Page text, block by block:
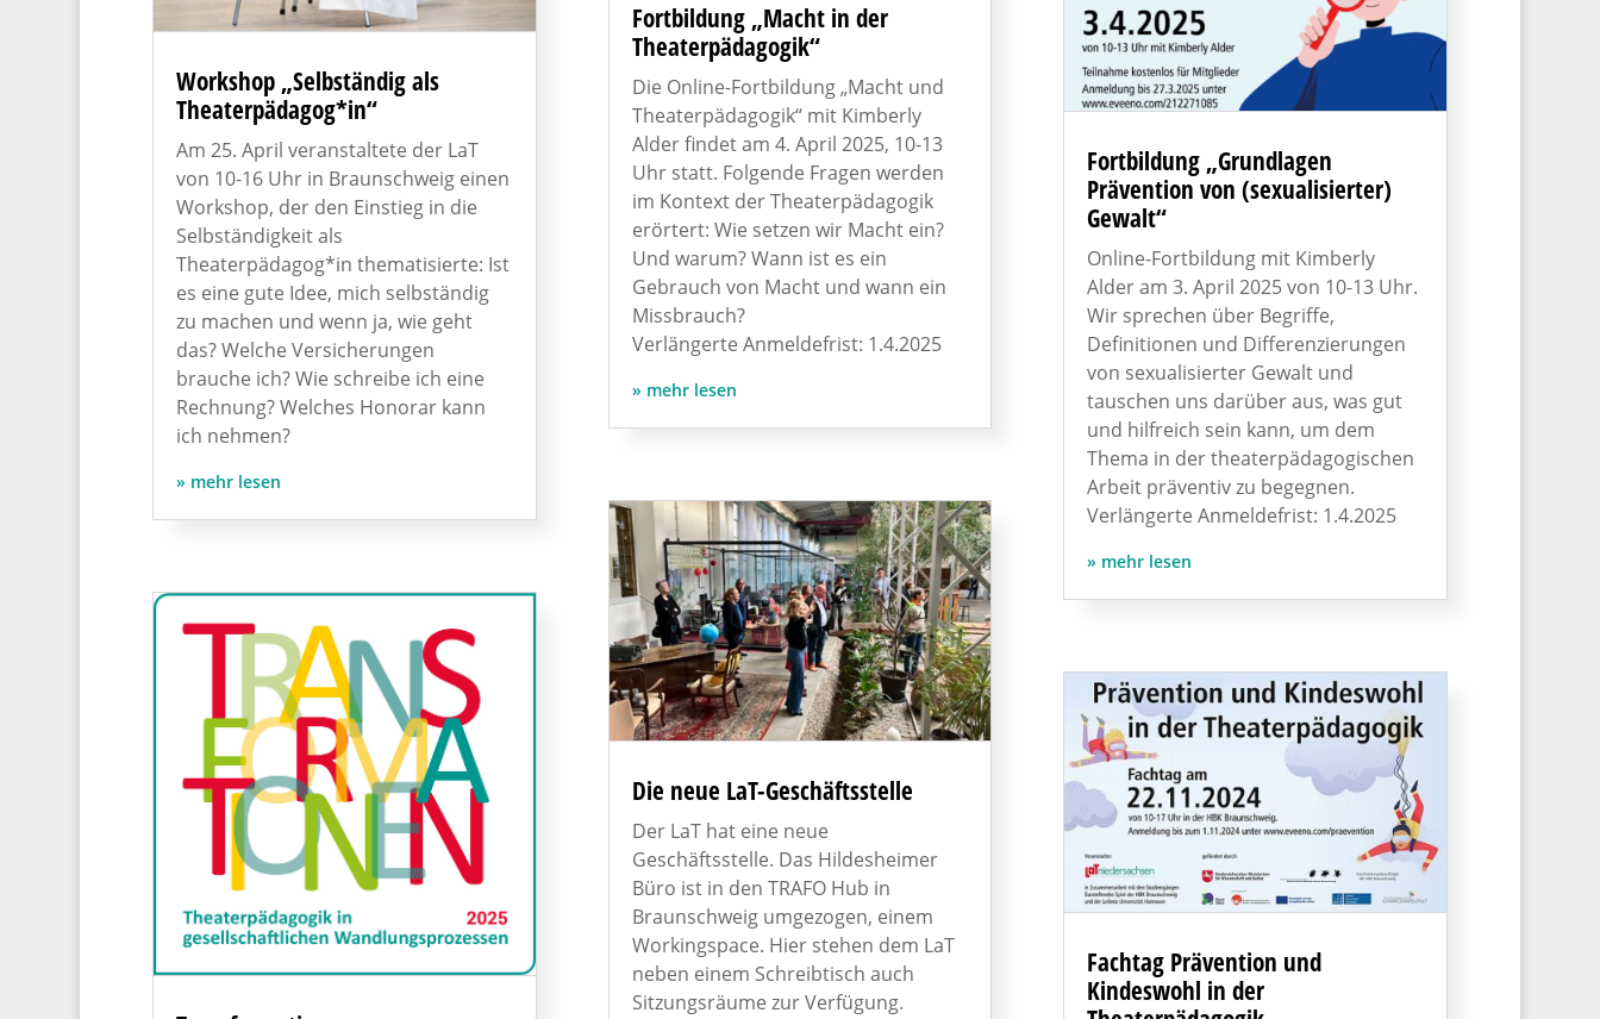
Workshop „Selbständig als
Theaterpädagog*in“
Am 25. April veranstaltete der LaT
von 10-16 Uhr in Braunschweig einen
Workshop, der den Einstieg in die
Selbständigkeit als
Theaterpädagog*in thematisierte: Ist
es eine gute Idee, mich selbständig
zu machen und wenn ja, wie geht
das? Welche Versicherungen
brauche ich? Wie schreibe ich eine
Rechnung? Welches Honorar kann
ich nehmen?
mehr lesen
Fortbildung „Macht in der
Theaterpädagogik“
Die Online-Fortbildung „Macht und
Theaterpädagogik“ mit Kimberly
Alder findet am 4. April 2025, 10-13
Uhr statt. Folgende Fragen werden
im Kontext der Theaterpädagogik
erörtert: Wie setzen wir Macht ein?
Und warum? Wann ist es ein
Gebrauch von Macht und wann ein
Missbrauch?
Verlängerte Anmeldefrist: 1.4.2025
mehr lesen
Die neue LaT-Geschäftsstelle
Der LaT hat eine neue
Geschäftsstelle. Das Hildesheimer
Büro ist in den TRAFO Hub in
Braunschweig umgezogen, einem
Workingspace. Hier stehen dem LaT
neben einem Schreibtisch auch
Sitzungsräume zur Verfügung.
Fortbildung „Grundlagen
Prävention von (sexualisierter)
Gewalt“
Online-Fortbildung mit Kimberly
Alder am 3. April 2025 von 10-13 Uhr.
Wir sprechen über Begriffe,
Definitionen und Differenzierungen
von sexualisierter Gewalt und
tauschen uns darüber aus, was gut
und hilfreich sein kann, um dem
Thema in der theaterpädagogischen
Arbeit präventiv zu begegnen.
Verlängerte Anmeldefrist: 1.4.2025
mehr lesen
Fachtag Prävention und
Kindeswohl in der